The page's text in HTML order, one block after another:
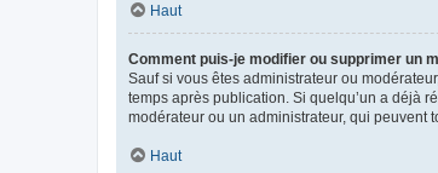
Haut
Comment puis-je modifier ou supprimer un
Sauf si vous êtes administrateur ou
temps après publication. Si quelqu’un a déjà
modérateur ou un administrateur, qui peuvent
Haut